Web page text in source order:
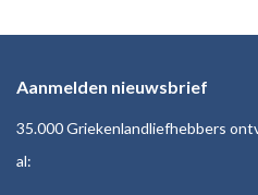
Aanmelden nieuwsbrief
35.000 Griekenlandliefhebbers
al: